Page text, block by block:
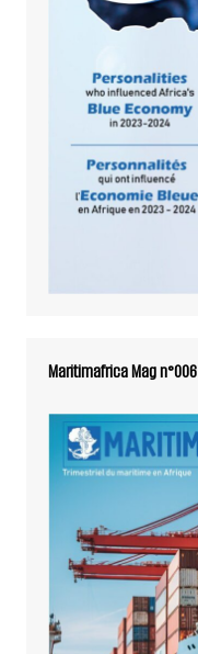
Maritimafrica Mag n°006